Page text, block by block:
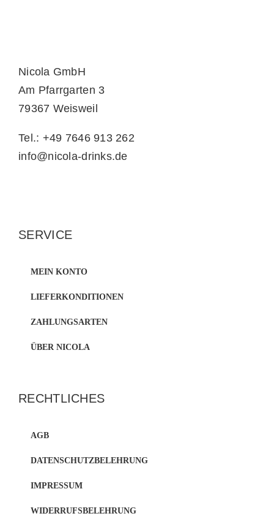
Nicola GmbH
Am Pfarrgarten 3
79367 Weisweil
Tel.: +49 7646 913 262
info@nicola-drinks.de
SERVICE
MEIN KONTO
LIEFERKONDITIONEN
ZAHLUNGSARTEN
ÜBER NICOLA
RECHTLICHES
AGB
DATENSCHUTZBELEHRUNG
IMPRESSUM
WIDERRUFSBELEHRUNG